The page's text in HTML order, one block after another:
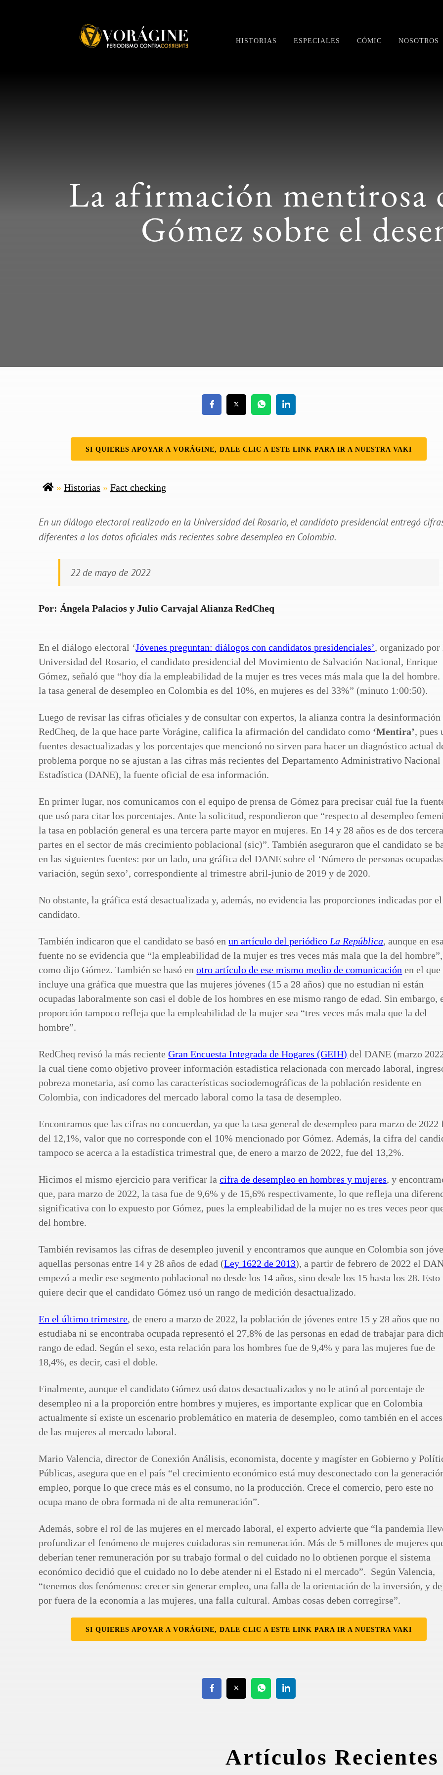
HISTORIAS ESPECIALES CÓMIC NOSOTROS
La afirmación mentirosa
Gómez sobre el
SI QUIERES APOYAR A VORÁGINE, DALE CLIC A ESTE LINK PARA IR A NUESTRA VAKI
» Historias » Fact checking
En un diálogo electoral realizado en la Universidad del Rosario, el candidato presidencial entregó
diferentes a los datos oficiales más recientes sobre desempleo en Colombia.
22 de mayo de 2022
Por: Ángela Palacios y Julio Carvajal Alianza RedCheq
En el diálogo electoral ‘Jóvenes preguntan: diálogos con candidatos presidenciales’, organizado por
Universidad del Rosario, el candidato presidencial del Movimiento de Salvación Nacional, Enrique
Gómez, señaló que “hoy día la empleabilidad de la mujer es tres veces más mala que la del hombre.
la tasa general de desempleo en Colombia es del 10%, en mujeres es del 33%” (minuto 1:00:50).
Luego de revisar las cifras oficiales y de consultar con expertos, la alianza contra la desinformación
RedCheq, de la que hace parte Vorágine, califica la afirmación del candidato como ‘Mentira’, pues
fuentes desactualizadas y los porcentajes que mencionó no sirven para hacer un diagnóstico actual
problema porque no se ajustan a las cifras más recientes del Departamento Administrativo Nacional
Estadística (DANE), la fuente oficial de esa información.
En primer lugar, nos comunicamos con el equipo de prensa de Gómez para precisar cuál fue la
que usó para citar los porcentajes. Ante la solicitud, respondieron que “respecto al desempleo
la tasa en población general es una tercera parte mayor en mujeres. En 14 y 28 años es de dos
partes en el sector de más crecimiento poblacional (sic)”. También aseguraron que el candidato se
en las siguientes fuentes: por un lado, una gráfica del DANE sobre el ‘Número de personas
variación, según sexo’, correspondiente al trimestre abril-junio de 2019 y de 2020.
No obstante, la gráfica está desactualizada y, además, no evidencia las proporciones indicadas por el
candidato.
También indicaron que el candidato se basó enun artículo del periódico La República, aunque en
fuente no se evidencia que “la empleabilidad de la mujer es tres veces más mala que la del hombre”,
como dijo Gómez. También se basó enotro artículo de ese mismo medio de comunicación en el que
incluye una gráfica que muestra que las mujeres jóvenes (15 a 28 años) que no estudian ni están
ocupadas laboralmente son casi el doble de los hombres en ese mismo rango de edad. Sin embargo,
proporción tampoco refleja que la empleabilidad de la mujer sea “tres veces más mala que la del
hombre”.
RedCheq revisó la más recienteGran Encuesta Integrada de Hogares (GEIH) del DANE (marzo
la cual tiene como objetivo proveer información estadística relacionada con mercado laboral,
pobreza monetaria, así como las características sociodemográficas de la población residente en
Colombia, con indicadores del mercado laboral como la tasa de desempleo.
Encontramos que las cifras no concuerdan, ya que la tasa general de desempleo para marzo de 2022
del 12,1%, valor que no corresponde con el 10% mencionado por Gómez. Además, la cifra del
tampoco se acerca a la estadística trimestral que, de enero a marzo de 2022, fue del 13,2%.
Hicimos el mismo ejercicio para verificar lacifra de desempleo en hombres y mujeres, y
que, para marzo de 2022, la tasa fue de 9,6% y de 15,6% respectivamente, lo que refleja una
significativa con lo expuesto por Gómez, pues la empleabilidad de la mujer no es tres veces peor
del hombre.
También revisamos las cifras de desempleo juvenil y encontramos que aunque en Colombia son
aquellas personas entre 14 y 28 años de edad (Ley 1622 de 2013), a partir de febrero de 2022 el
empezó a medir ese segmento poblacional no desde los 14 años, sino desde los 15 hasta los 28. Esto
quiere decir que el candidato Gómez usó un rango de medición desactualizado.
En el último trimestre, de enero a marzo de 2022, la población de jóvenes entre 15 y 28 años que no
estudiaba ni se encontraba ocupada representó el 27,8% de las personas en edad de trabajar para
rango de edad. Según el sexo, esta relación para los hombres fue de 9,4% y para las mujeres fue de
18,4%, es decir, casi el doble.
Finalmente, aunque el candidato Gómez usó datos desactualizados y no le atinó al porcentaje de
desempleo ni a la proporción entre hombres y mujeres, es importante explicar que en Colombia
actualmente sí existe un escenario problemático en materia de desempleo, como también en el
de las mujeres al mercado laboral.
Mario Valencia, director de Conexión Análisis, economista, docente y magíster en Gobierno y
Públicas, asegura que en el país “el crecimiento económico está muy desconectado con la
empleo, porque lo que crece más es el consumo, no la producción. Crece el comercio, pero este no
ocupa mano de obra formada ni de alta remuneración”.
Además, sobre el rol de las mujeres en el mercado laboral, el experto advierte que “la pandemia
profundizar el fenómeno de mujeres cuidadoras sin remuneración. Más de 5 millones de mujeres
deberían tener remuneración por su trabajo formal o del cuidado no lo obtienen porque el sistema
económico decidió que el cuidado no lo debe atender ni el Estado ni el mercado”. Según Valencia,
“tenemos dos fenómenos: crecer sin generar empleo, una falla de la orientación de la inversión, y
por fuera de la economía a las mujeres, una falla cultural. Ambas cosas deben corregirse”.
SI QUIERES APOYAR A VORÁGINE, DALE CLIC A ESTE LINK PARA IR A NUESTRA VAKI
Artículos Recientes